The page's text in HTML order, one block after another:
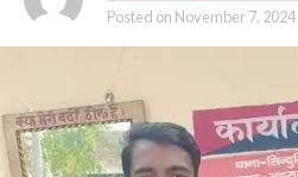
Posted on November 7, 2024